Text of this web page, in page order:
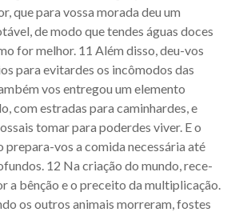
et sociorum eius - Capítulo 55
et sociorum eius - Capítulo 56
et sociorum eius - Capítulo 57
et sociorum eius - Capítulo 58
et sociorum eius - Capítulo 59
et sociorum eius - Capítulo 6
et sociorum eius - Capítulo 60
et sociorum eius - Capítulo 61
que para vossa morada deu um
de modo que tendes águas doces
for melhor. 11 Além disso, deu-vos
para evitardes os incômodos das
vos entregou um elemento
com estradas para caminhardes, e
tomar para poderdes viver. E o
prepara-vos a comida necessária até
12 Na criação do mundo, rece­
a bênção e o preceito da multiplicação.
os outros animais morreram, fostes